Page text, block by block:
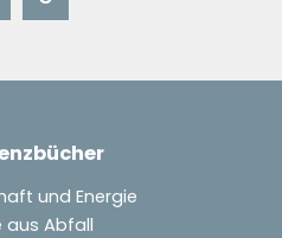
und Energie
aus Abfall